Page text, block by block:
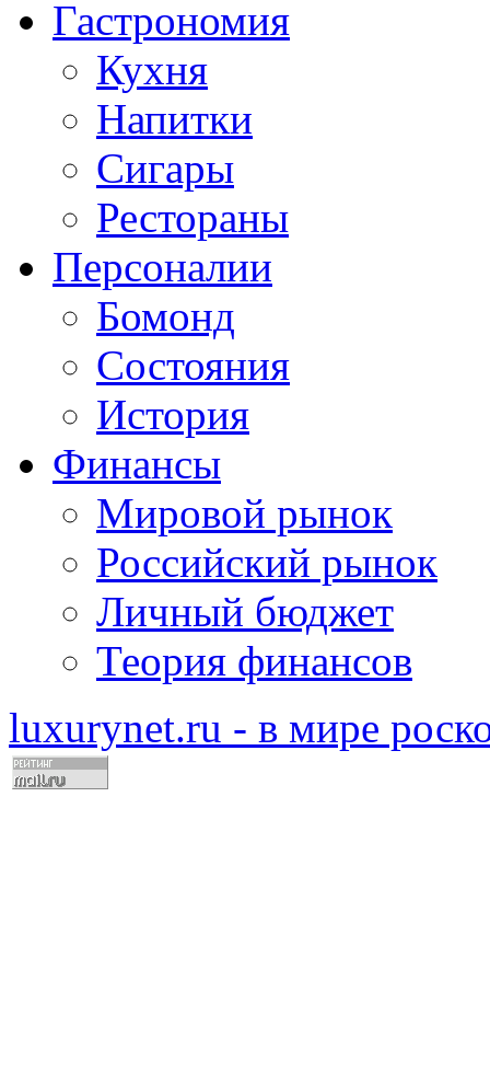
Гастрономия
Кухня
Напитки
Сигары
Рестораны
Персоналии
Бомонд
Состояния
История
Финансы
Мировой рынок
Российский рынок
Личный бюджет
Теория финансов
luxurynet.ru - в мире